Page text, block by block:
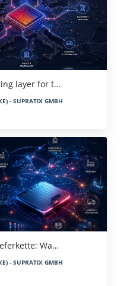
layer for t…
- SUPRATIX GMBH
Wa…
- SUPRATIX GMBH